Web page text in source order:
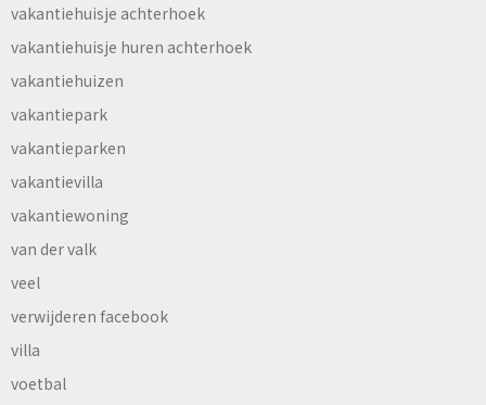
vakantiehuisje achterhoek
vakantiehuisje huren achterhoek
vakantiehuizen
vakantiepark
vakantieparken
vakantievilla
vakantiewoning
van der valk
veel
verwijderen facebook
villa
voetbal